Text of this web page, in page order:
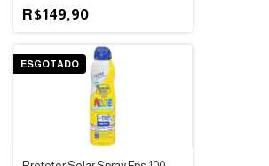
R$149,90
ESGOTADO